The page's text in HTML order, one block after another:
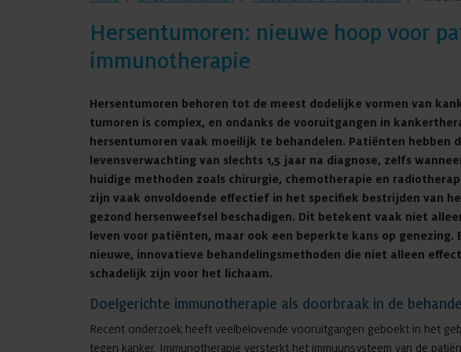
Hersentumoren: nieuwe hoop voor
immunotherapie
Hersentumoren behoren tot de meest dodelijke vormen van
tumoren is complex, en ondanks de vooruitgangen in
hersentumoren vaak moeilijk te behandelen. Patiënten hebben
levensverwachting van slechts 1,5 jaar na diagnose, zelfs
huidige methoden zoals chirurgie, chemotherapie en
zijn vaak onvoldoende effectief in het specifiek bestrijden van
gezond hersenweefsel beschadigen. Dit betekent vaak niet
leven voor patiënten, maar ook een beperkte kans op genezing.
nieuwe, innovatieve behandelingsmethoden die niet alleen
schadelijk zijn voor het lichaam.
Doelgerichte immunotherapie als doorbraak in de
Recent onderzoek heeft veelbelovende vooruitgangen geboekt in het
tegen kanker. Immunotherapie versterkt het immuunsysteem van de